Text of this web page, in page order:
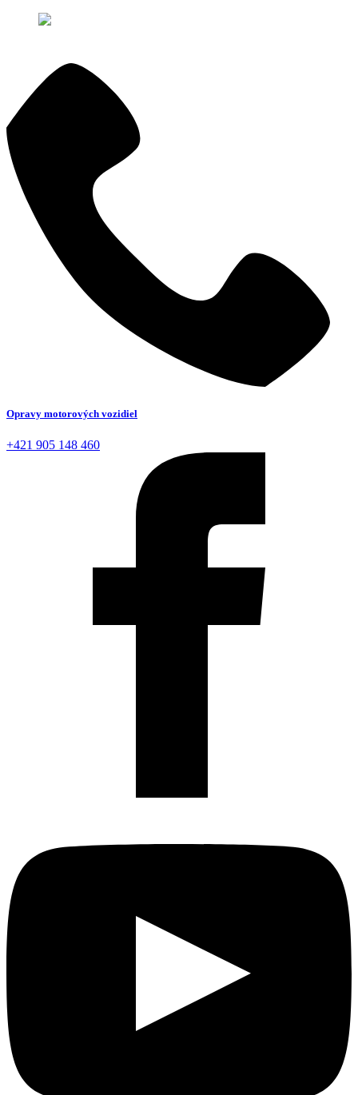
Opravy motorových vozidiel
+421 905 148 460